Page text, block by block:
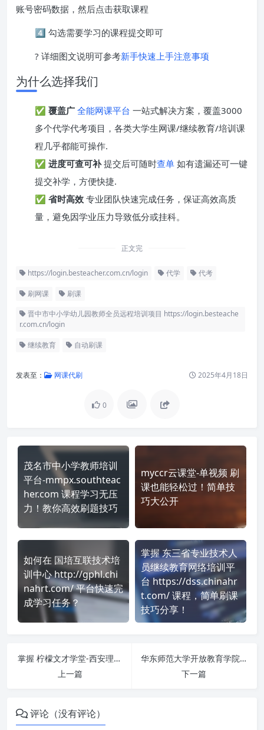
账号密码数据，然后点击获取课程
4️⃣ 勾选需要学习的课程提交即可
? 详细图文说明可参考新手快速上手注意事项
为什么选择我们
✅ 覆盖广 全能网课平台 一站式解决方案，覆盖3000
多个代学代考项目，各类大学生网课/继续教育/培训课
程几乎都能可操作.
✅ 进度可查可补提交后可随时查单 如有遗漏还可一键
提交补学，方便快捷.
✅ 省时高效 专业团队快速完成任务，保证高效高质
量，避免因学业压力导致低分或挂科。
正文完
https://login.besteacher.com.cn/login 代学 代考
刷网课
刷课
晋中市中小学幼儿园教师全员远程培训项目 https://login.besteache
r.com.cn/login
继续教育 自动刷课
发表至： 网课代刷 2025年4月18日
0
茂名市中小学教师培训
平台-mmpx.southteac
her.com 课程学习无压
力！教你高效刷题技巧
myccr云课堂-单视频 刷
课也能轻松过！简单技
巧大公开
如何在 国培互联技术培
训中心 http://gphl.chi
nahrt.com/ 平台快速完
成学习任务？
掌握 东三省专业技术人
员继续教育网络培训平
台 https://dss.chinahr
t.com/ 课程，简单刷课
技巧分享！
掌握 柠檬文才学堂-西安理工大学继续教育学院在线管理与学习平台 https://edu.wencaischool.net/xalgdx/console/ 课程，简单刷课技巧分享！
上一篇
华东师范大学开放教育学院gzpx http://gzpx.yanxiuonline.com/ 刷课也能轻松过！简单技巧大公开
下一篇
评论（没有评论）